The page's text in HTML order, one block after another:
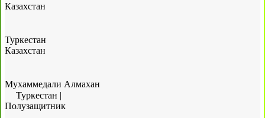
Казахстан
Туркестан
Казахстан
Мухаммедали Алмахан
Туркестан |
Полузащитник